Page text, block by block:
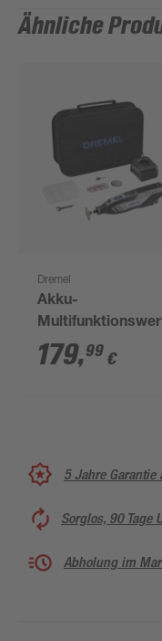
Ähnliche
Dremel
Akku-
Set '8250-5' 12 V
Akku und
179,99 €
5 Jahre Garantie
Sorglos, 90 Tage
Abholung im